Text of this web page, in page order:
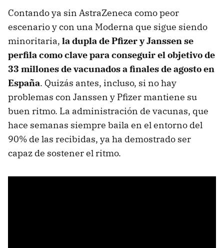
Contando ya sin AstraZeneca como peor
escenario y con una Moderna que sigue siendo
minoritaria, la dupla de Pfizer y Janssen se
perfila como clave para conseguir el objetivo de
33 millones de vacunados a finales de agosto en
España. Quizás antes, incluso, si no hay
problemas con Janssen y Pfizer mantiene su
buen ritmo. La administración de vacunas, que
hace semanas siempre baila en el entorno del
90% de las recibidas, ya ha demostrado ser
capaz de sostener el ritmo.